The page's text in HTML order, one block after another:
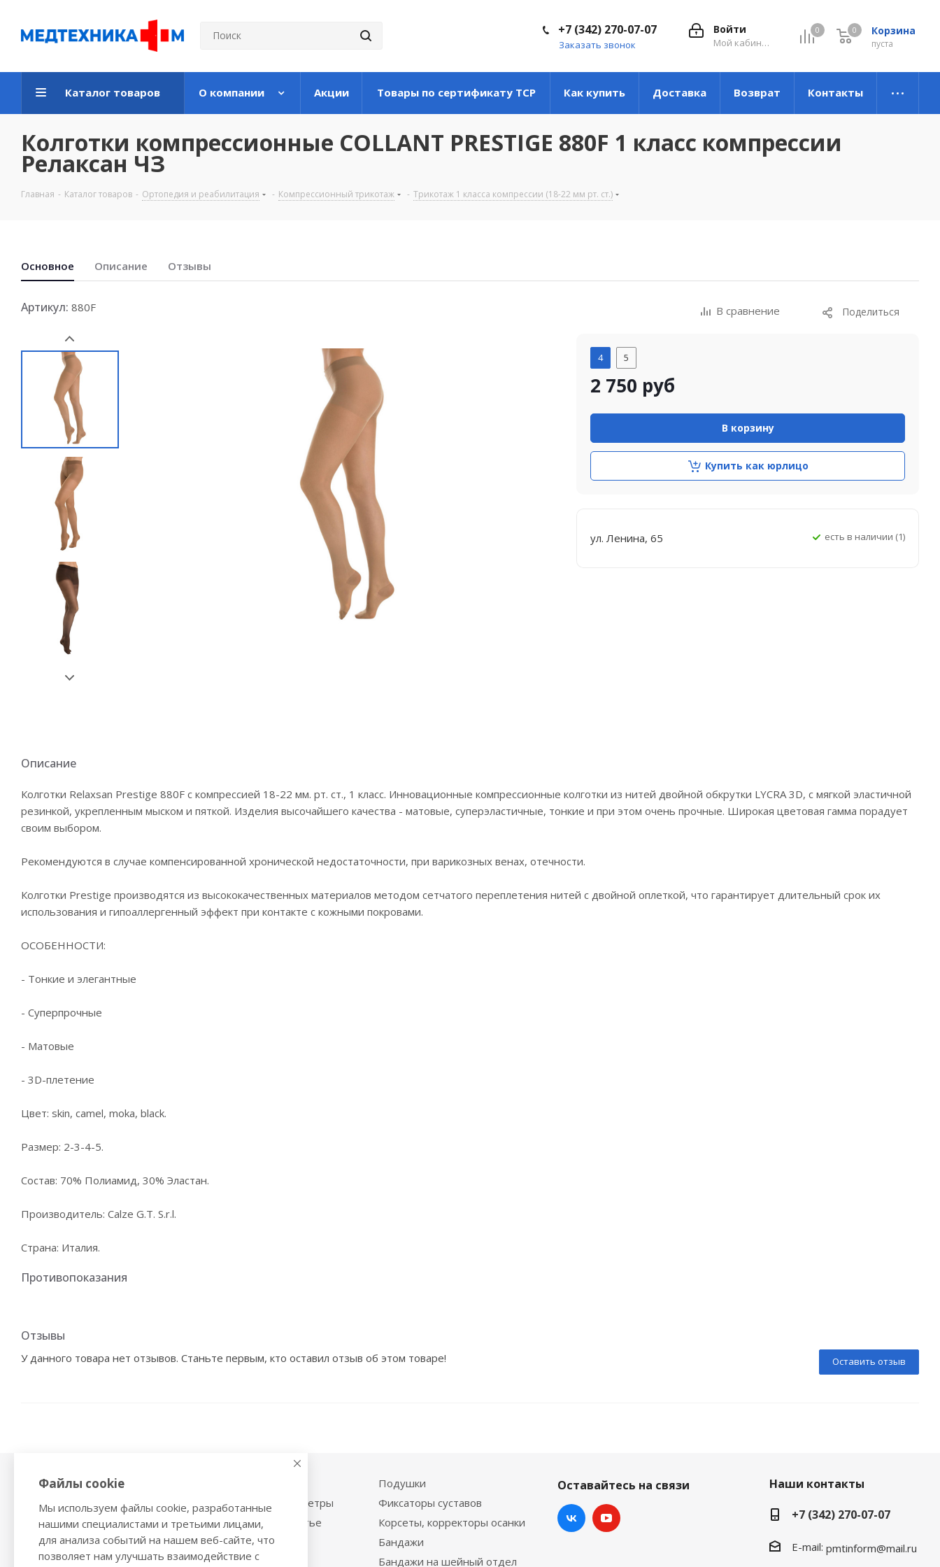
0 Корзина
0
пуста
0
Войти
Мой кабинет
+7 (342) 270-07-07
Заказать звонок
Каталог товаров О компании Акции Товары по сертификату ТСР Как купить Доставка Возврат Контакты
Колготки компрессионные COLLANT PRESTIGE 880F 1 класс компрессии
Релаксан ЧЗ
Главная - Каталог товаров - Ортопедия и реабилитация - Компрессионный трикотаж - Трикотаж 1 класса компрессии (18-22 мм рт. ст.)
Основноe Описание Отзывы
Артикул: 880F В сравнение Поделиться
4 5
2 750 руб
В корзину
Купить как юрлицо
ул. Ленина, 65 Есть в наличии (1)
Описание
Колготки Relaxsan Prestige 880F с компрессией 18-22 мм. рт. ст., 1 класс. Инновационные компрессионные колготки из нитей двойной обкрутки LYCRA 3D, с мягкой эластичной
резинкой, укрепленным мыском и пяткой. Изделия высочайшего качества - матовые, суперэластичные, тонкие и при этом очень прочные. Широкая цветовая гамма порадует
своим выбором.
Рекомендуются в случае компенсированной хронической недостаточности, при варикозных венах, отечности.
Колготки Prestige производятся из высококачественных материалов методом сетчатого переплетения нитей с двойной оплеткой, что гарантирует длительный срок их
использования и гипоаллергенный эффект при контакте с кожными покровами.
ОСОБЕННОСТИ:
- Тонкие и элегантные
- Суперпрочные
- Матовые
- 3D-плетение
Цвет: skin, camel, moka, black.
Размер: 2-3-4-5.
Состав: 70% Полиамид, 30% Эластан.
Производитель: Calze G.T. S.r.l.
Страна: Италия.
Противопоказания
Отзывы
Оставить отзыв
У данного товара нет отзывов. Станьте первым, кто оставил отзыв об этом товаре!
Физиотерапия,
Ингаляторы
Ультразвуковые ингаляторы и
небулайзеры
Механические тонометры
Тонометры на запястье
Трости и костыли
Ходунки
Подушки
Фиксаторы суставов
Корсеты, корректоры осанки
Бандажи
Бандажи на шейный отдел
Оставайтесь на связи
Наши контакты
+7 (342) 270-07-07
E-mail: pmtinform@mail.ru
Файлы cookie
Мы используем файлы cookie, разработанные
нашими специалистами и третьими лицами,
для анализа событий на нашем веб-сайте, что
позволяет нам улучшать взаимодействие с